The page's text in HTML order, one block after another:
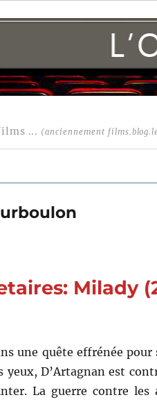
... (anciennement
Milady
une quête effrénée pour
yeux, D’Artagnan est
La guerre contre les